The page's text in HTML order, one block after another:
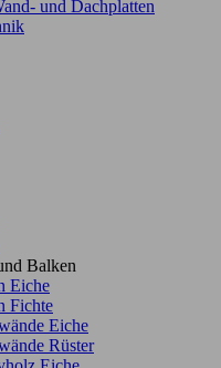
und Dachplatten
Balken
Eiche
Fichte
Eiche
Rüster